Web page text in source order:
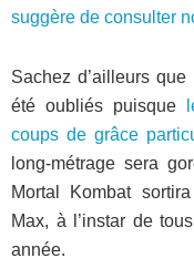
suggère de consulter
Sachez d’ailleurs
été oubliés puisque
coups de grâce
long-métrage sera
Mortal Kombat
Max, à l’instar de
année.